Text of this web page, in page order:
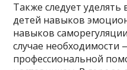
Также следует
детей навыков
навыков
случае необходимости
профессиональной